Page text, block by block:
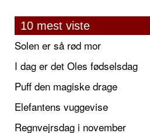
10 mest viste
Solen er så rød mor
I dag er det Oles fødselsdag
Puff den magiske drage
Elefantens vuggevise
Regnvejrsdag i november